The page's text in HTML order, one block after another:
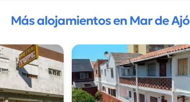
Más alojamientos en Mar de Ajó